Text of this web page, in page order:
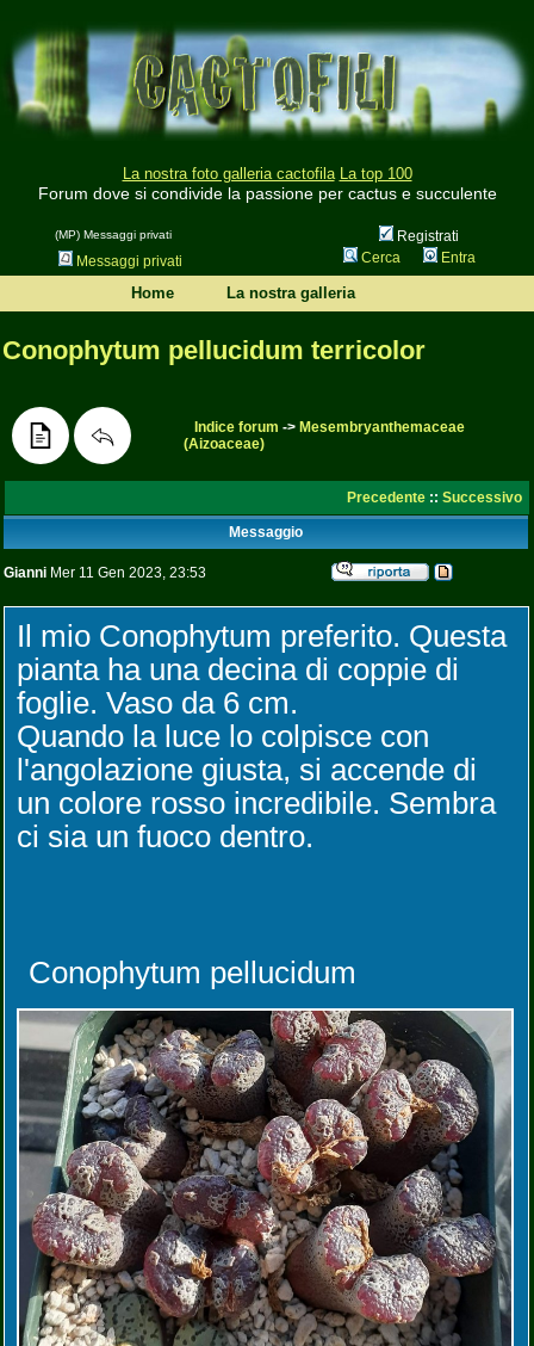
La nostra foto galleria cactofila La top 100
Forum dove si condivide la passione per cactus e succulente
(MP) Messaggi privati
Registrati
Messaggi privati
Cerca Entra
Home La nostra galleria
Conophytum pellucidum terricolor
Indice forum -> Mesembryanthemaceae
(Aizoaceae)
Precedente :: Successivo
Messaggio
Gianni Mer 11 Gen 2023, 23:53
Il mio Conophytum preferito. Questa
pianta ha una decina di coppie di
foglie. Vaso da 6 cm.
Quando la luce lo colpisce con
l'angolazione giusta, si accende di
un colore rosso incredibile. Sembra
ci sia un fuoco dentro.
Conophytum pellucidum